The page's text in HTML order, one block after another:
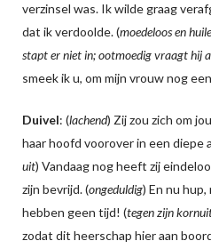
verzinsel was. Ik wilde graag
dat ik verdoolde. (moedeloos en
stapt er niet in; ootmoedig vraagt hij
smeek ik u, om mijn vrouw nog
Duivel: (lachend) Zij zou zich om
haar hoofd voorover in een
uit) Vandaag nog heeft zij
zijn bevrijd. (ongeduldig) En nu
hebben geen tijd! (tegen zijn
zodat dit heerschap hier aan